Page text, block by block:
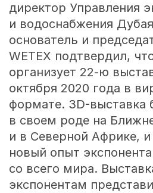
директор Управления
и водоснабжения
основатель и
WETEX подтвердил,
организует 22-ю
октября 2020 года в
формате. 3D-выставка
в своем роде на
и в Северной Африке, и
новый опыт
со всего мира.
экспонентам